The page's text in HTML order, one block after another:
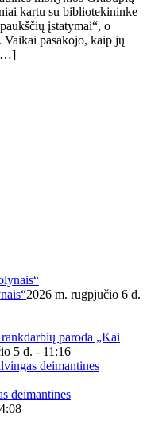
kartu su bibliotekininke
įstatymai“, o
Vaikai pasakojo, kaip jų
[…]
2026 m. rugpjūčio 6 d.
paroda „Kai
5 d. - 11:16
deimantines